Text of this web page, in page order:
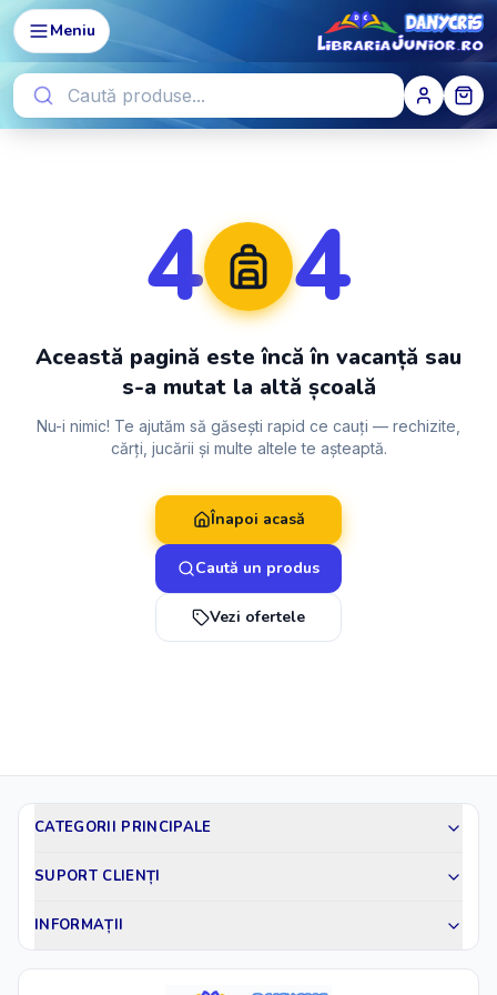
Meniu
4 4
Această pagină este încă în vacanță sau
s-a mutat la altă școală
Nu-i nimic! Te ajutăm să găsești rapid ce cauți — rechizite,
cărți, jucării și multe altele te așteaptă.
Înapoi acasă
Caută un produs
Vezi ofertele
CATEGORII PRINCIPALE
SUPORT CLIENȚI
INFORMAȚII